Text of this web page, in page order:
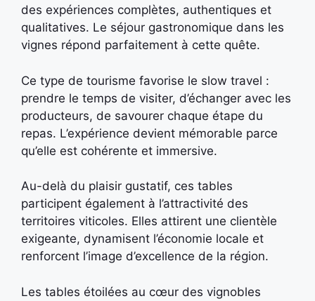
des expériences complètes, authentiques et
qualitatives. Le séjour gastronomique dans les
vignes répond parfaitement à cette quête.
Ce type de tourisme favorise le slow travel :
prendre le temps de visiter, d’échanger avec les
producteurs, de savourer chaque étape du
repas. L’expérience devient mémorable parce
qu’elle est cohérente et immersive.
Au-delà du plaisir gustatif, ces tables
participent également à l’attractivité des
territoires viticoles. Elles attirent une clientèle
exigeante, dynamisent l’économie locale et
renforcent l’image d’excellence de la région.
Les tables étoilées au cœur des vignobles